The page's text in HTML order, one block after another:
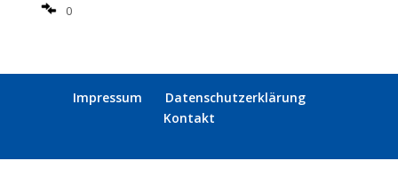
0
Impressum
Datenschutzerklärung
Kontakt